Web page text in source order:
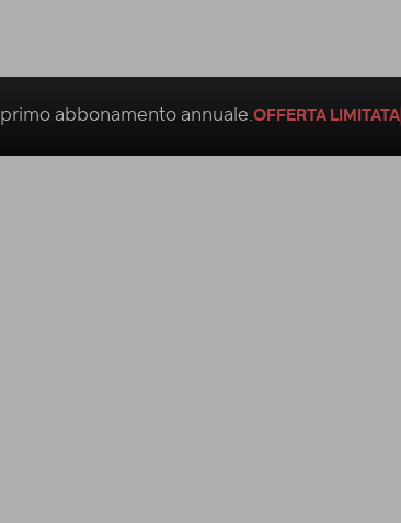
primo abbonamento annuale.OFFERTA LIMITATA